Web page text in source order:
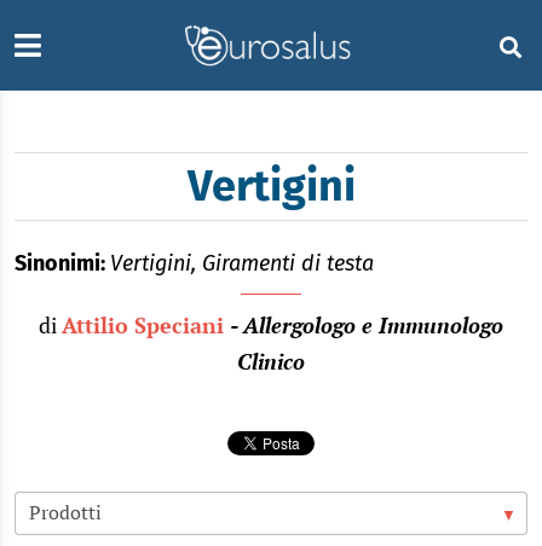
Vertigini
Sinonimi: Vertigini, Giramenti di testa
diAttilio Speciani - Allergologo e Immunologo
Clinico